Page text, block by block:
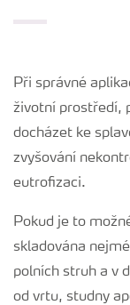
Bezpečnost
Při správné
životní prostředí,
docházet ke
zvyšování
eutrofizaci.
Pokud je to
skladována
polních struh a v
od vrtu, studny